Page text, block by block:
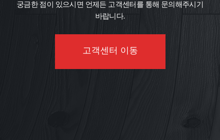
궁금한 점이 있으시면 언제든 고객센터를 통해 문의해주시기
바랍니다.
고객센터 이동